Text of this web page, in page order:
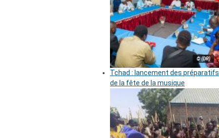
© (DR)
Tchad : lancement des préparatifs
de la fête de la musique